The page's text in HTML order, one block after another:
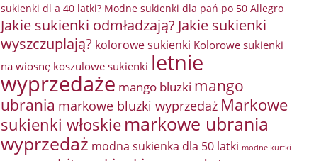
sukienki dl a 40 latki? Modne sukienki dla pań po 50 Allegro
Jakie sukienki odmładzają? Jakie sukienki
wyszczuplają? kolorowe sukienki Kolorowe sukienki
na wiosnę koszulowe sukienki letnie
wyprzedaże mango bluzki mango
ubrania markowe bluzki wyprzedaż Markowe
sukienki włoskie markowe ubrania
wyprzedaż modna sukienka dla 50 latki modne kurtki